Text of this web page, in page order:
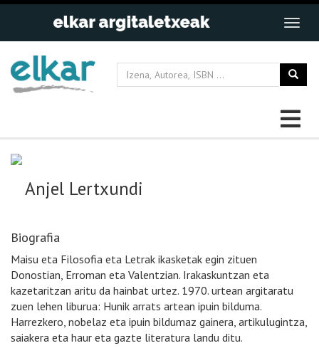
Anjel Lertxundi
Biografia
Maisu eta Filosofia eta Letrak ikasketak egin zituen
Donostian, Erroman eta Valentzian. Irakaskuntzan eta
kazetaritzan aritu da hainbat urtez. 1970. urtean argitaratu
zuen lehen liburua: Hunik arrats artean ipuin bilduma.
Harrezkero, nobelaz eta ipuin bildumaz gainera, artikulugintza,
saiakera eta haur eta gazte literatura landu ditu.